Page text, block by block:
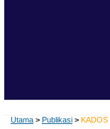
Utama > Publikasi > KADOS